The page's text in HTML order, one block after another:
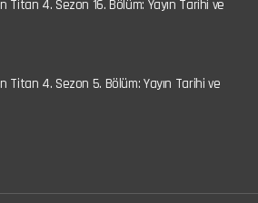
Titan 4. Sezon 16. Bölüm: Yayın Tarihi ve
Titan 4. Sezon 5. Bölüm: Yayın Tarihi ve